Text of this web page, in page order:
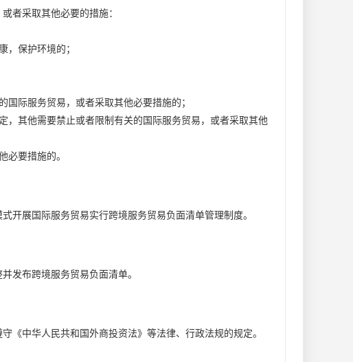
者采取其他必要的措施：
，保护环境的；
际服务贸易，或者采取其他必要措施的；
，其他需要禁止或者限制有关的国际服务贸易，或者采取其他
必要措施的。
开展国际服务贸易实行跨境服务贸易负面清单管理制度。
发布跨境服务贸易负面清单。
《中华人民共和国外商投资法》等法律、行政法规的规定。